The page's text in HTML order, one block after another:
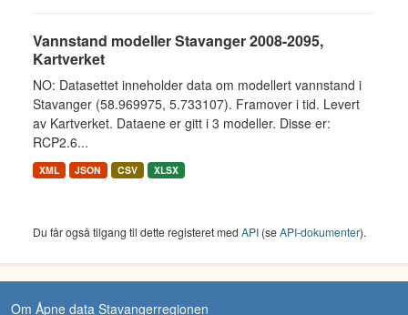
Vannstand modeller Stavanger 2008-2095,
Kartverket
NO: Datasettet inneholder data om modellert vannstand i
Stavanger (58.969975, 5.733107). Framover i tid. Levert
av Kartverket. Dataene er gitt i 3 modeller. Disse er:
RCP2.6...
XML JSON CSV XLSX
Du får også tilgang til dette registeret med API (seAPI-dokumenter).
Om Åpne data Stavangerregionen